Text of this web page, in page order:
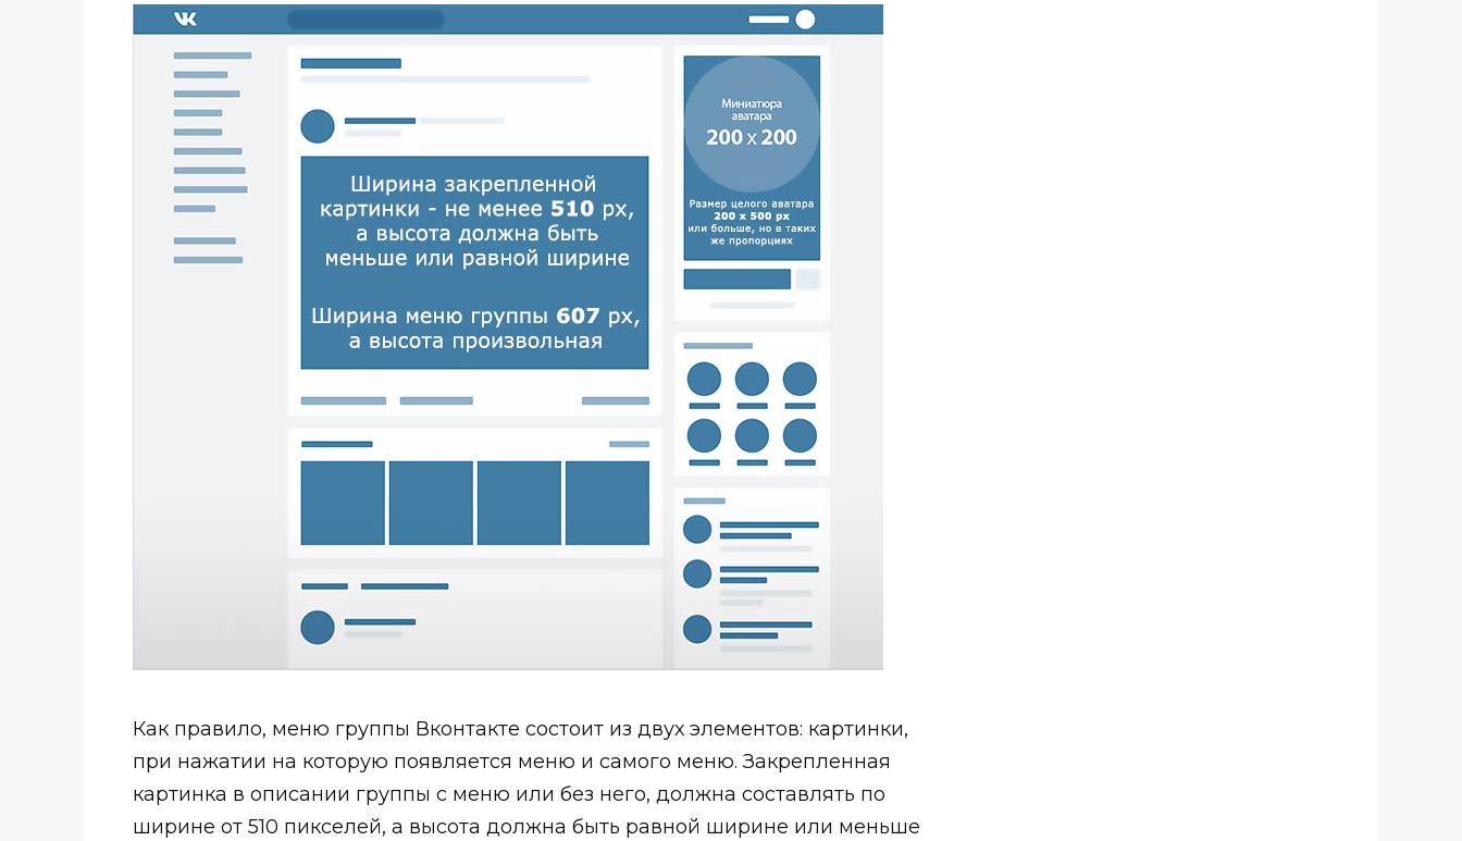
Как правило, меню группы Вконтакте состоит из двух элементов: картинки,
при нажатии на которую появляется меню и самого меню. Закрепленная
картинка в описании группы с меню или без него, должна составлять по
ширине от 510 пикселей, а высота должна быть равной ширине или меньше